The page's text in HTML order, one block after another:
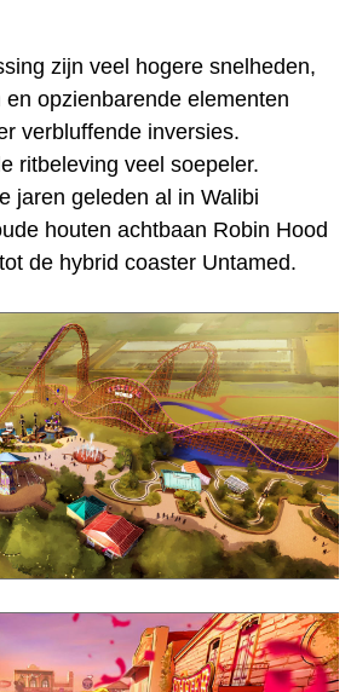
zijn veel hogere snelheden,
opzienbarende elementen
verbluffende inversies.
ritbeleving veel soepeler.
jaren geleden al in Walibi
houten achtbaan Robin Hood
de hybrid coaster Untamed.